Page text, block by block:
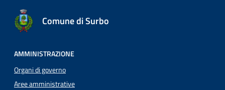
Comune di Surbo
AMMINISTRAZIONE
Organi di governo
Aree amministrative